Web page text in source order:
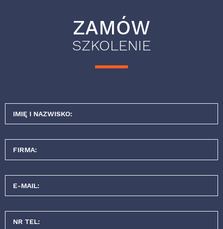
ZAMÓW
SZKOLENIE
IMIĘ I NAZWISKO:
FIRMA:
E-MAIL:
NR TEL: